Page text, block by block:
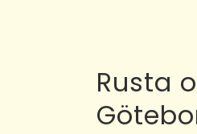
Rusta